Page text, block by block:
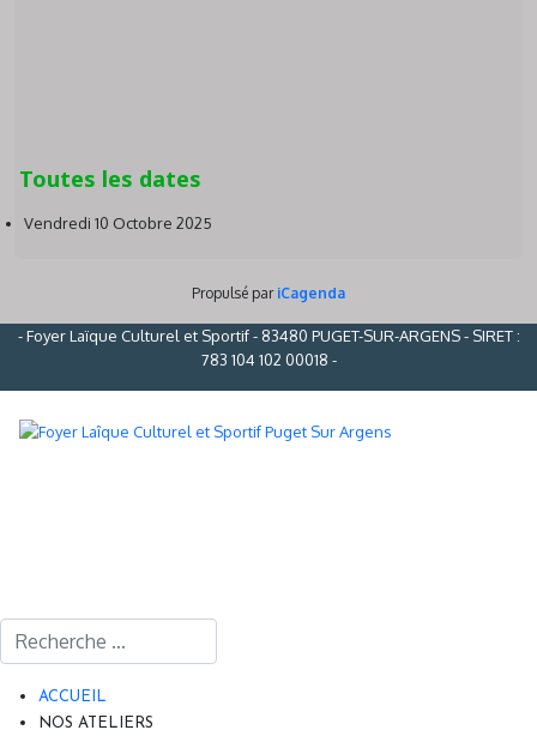
Toutes les dates
Vendredi 10 Octobre 2025
Propulsé par iCagenda
- Foyer Laïque Culturel et Sportif - 83480 PUGET-SUR-ARGENS - SIRET :
783 104 102 00018 -
Rechercher
ACCUEIL
NOS ATELIERS